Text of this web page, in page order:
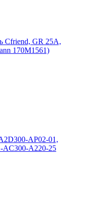
Cfriend, GR 25А,
170M1561)
AP02-01,
AC300-A220-25